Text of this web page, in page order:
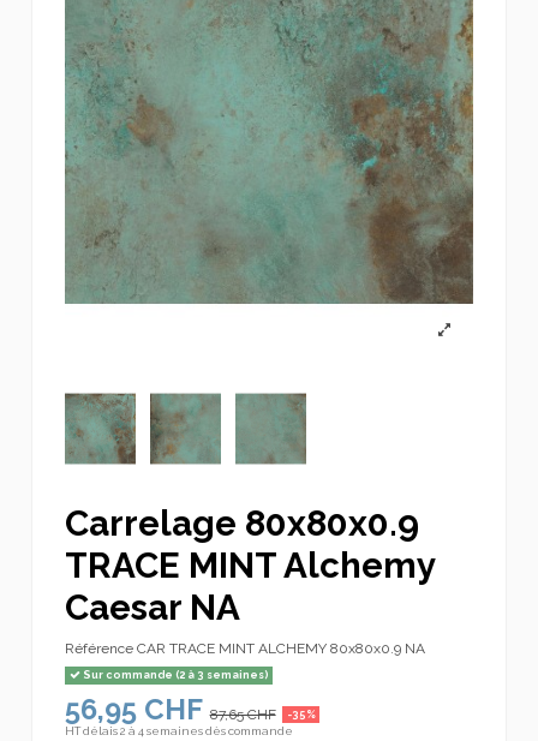
Carrelage 80x80x0.9
TRACE MINT Alchemy
Caesar NA
Référence CAR TRACE MINT ALCHEMY 80x80x0.9 NA
Sur commande (2 à 3 semaines)
56,95 CHF 87,65 CHF -35%
HTdélais 2 à 4 semaines dès commande